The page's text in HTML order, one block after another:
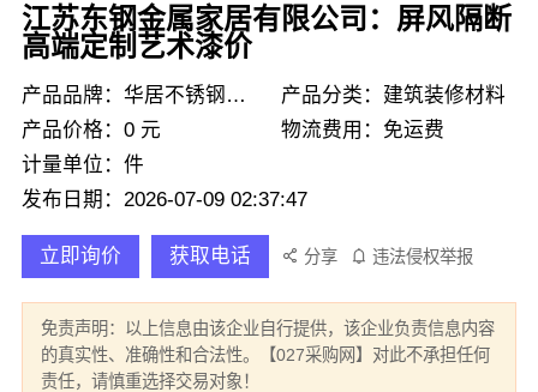
江苏东钢金属家居有限公司：屏风隔断
高端定制艺术漆价
产品品牌：华居不锈钢定制
产品分类：建筑装修材料
产品价格：0 元
物流费用：免运费
计量单位：件
发布日期：2026-07-09 02:37:47
立即询价 获取电话 分享 违法侵权举报
免责声明：以上信息由该企业自行提供，该企业负责信息内容
的真实性、准确性和合法性。【027采购网】对此不承担任何
责任，请慎重选择交易对象！